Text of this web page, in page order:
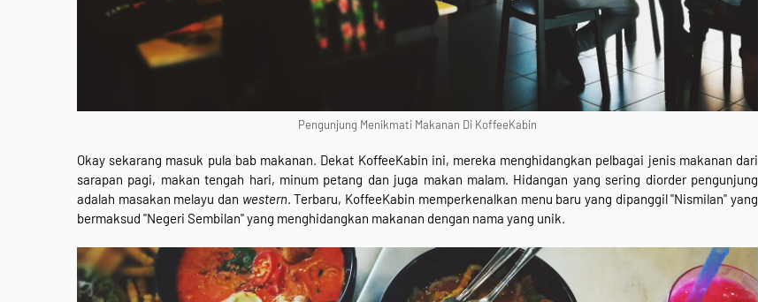
Pengunjung Menikmati Makanan Di KoffeeKabin
Okay sekarang masuk pula bab makanan. Dekat KoffeeKabin ini, mereka menghidangkan pelbagai jenis makanan dari
sarapan pagi, makan tengah hari, minum petang dan juga makan malam. Hidangan yang sering diorder pengunjung
adalah masakan melayu dan western. Terbaru, KoffeeKabin memperkenalkan menu baru yang dipanggil "Nismilan" yang
bermaksud "Negeri Sembilan" yang menghidangkan makanan dengan nama yang unik.